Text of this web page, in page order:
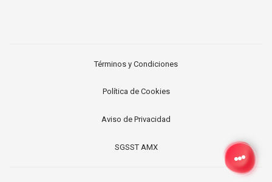
Términos y Condiciones
Política de Cookies
Aviso de Privacidad
SGSST AMX